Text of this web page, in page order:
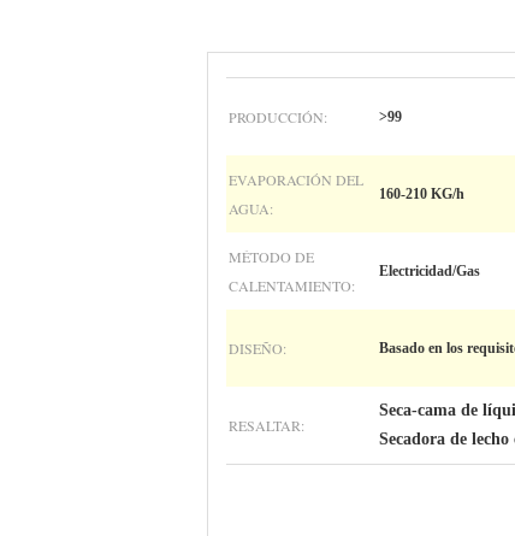
PRODUCCIÓN: >99
EVAPORACIÓN DEL
AGUA:
160-210 KG/h
MÉTODO DE
CALENTAMIENTO:
Electricidad/Gas
DISEÑO: Basado en los
RESALTAR:
Seca-cama de
Secadora de